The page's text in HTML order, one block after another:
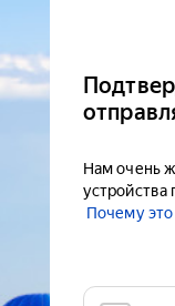
Нам очень
устройства
Почему это